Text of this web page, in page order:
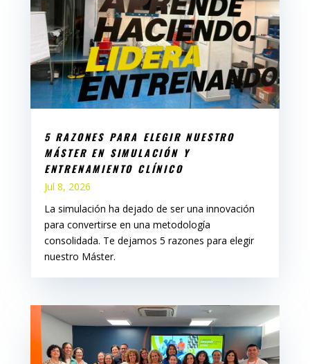
5 RAZONES PARA ELEGIR NUESTRO
MÁSTER EN SIMULACIÓN Y
ENTRENAMIENTO CLÍNICO
Jul 8, 2026
La simulación ha dejado de ser una innovación
para convertirse en una metodología
consolidada. Te dejamos 5 razones para elegir
nuestro Máster.